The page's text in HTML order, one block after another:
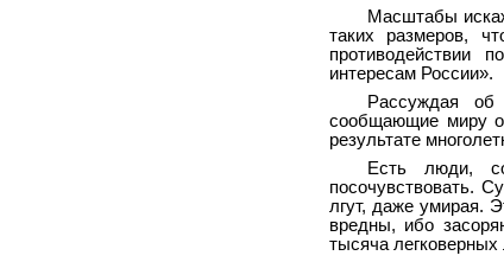
Масштабы
таких размеров,
противодействии
интересам России».
Рассуждая
сообщающие миру
результате
Есть люди,
посочувствовать.
лгут, даже умирая.
вредны, ибо
тысяча